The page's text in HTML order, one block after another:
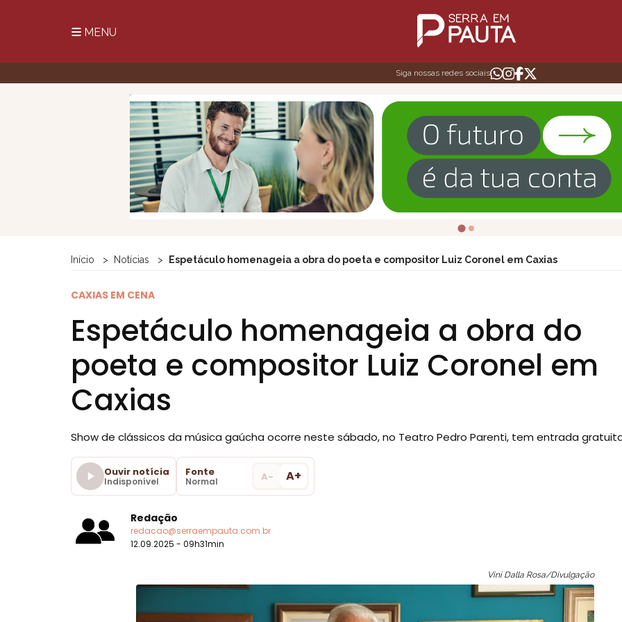
MENU
Siga nossas redes sociais
Início Notícias Espetáculo homenageia a obra do poeta e compositor Luiz Coronel em Caxias
CAXIAS EM CENA
Espetáculo homenageia a obra do
poeta e compositor Luiz Coronel em
Caxias
Show de clássicos da música gaúcha ocorre neste sábado, no Teatro Pedro Parenti, tem entrada
Ouvir notícia
Indisponível
Fonte
Normal A- A+
Redação
redacao@serraempauta.com.br
12.09.2025 - 09h31min
Vini Dalla Rosa/Divulgação